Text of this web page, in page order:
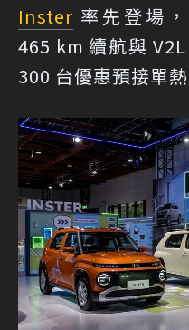
Inster 率先登場
465 km 續航與
300 台優惠預接單熱